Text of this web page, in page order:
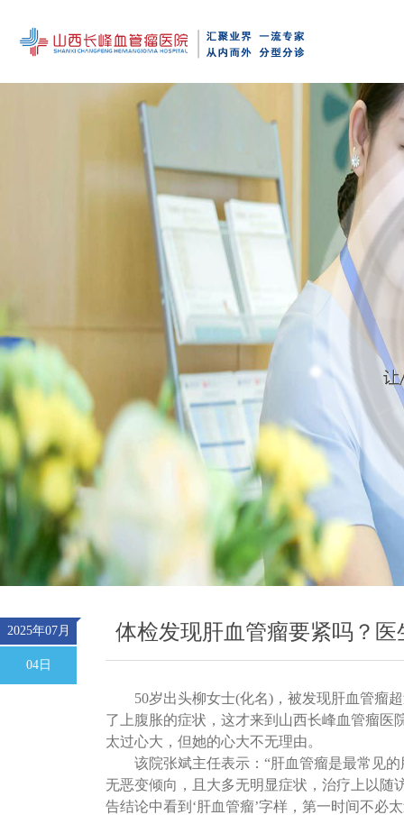
2025年07月
04日
体检发现肝血管瘤要紧吗？
50岁出头柳女士(化名)，被发现肝血管瘤
了上腹胀的症状，这才来到山西长峰血管瘤医
太过心大，但她的心大不无理由。
该院张斌主任表示： “肝血管瘤是最常见
无恶变倾向，且大多无明显症状，治疗上以随
告结论中看到‘肝血管瘤’字样，第一时间不必